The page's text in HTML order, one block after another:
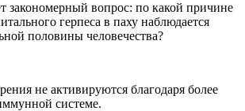
закономерный вопрос: по какой причине
герпеса в паху наблюдается
половины человечества?
не активируются благодаря более
системе.